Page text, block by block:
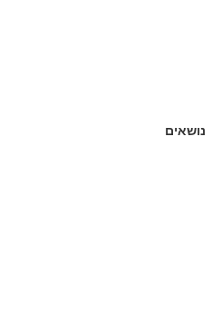
נושאים